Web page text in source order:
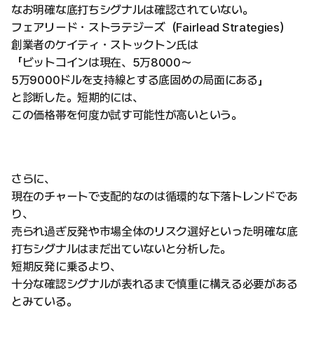
なお明確な底打ちシグナルは確認されていない。
フェアリード・ストラテジーズ（Fairlead Strategies）
創業者のケイティ・ストックトン氏は
「ビットコインは現在、5万8000〜
5万9000ドルを支持線とする底固めの局面にある」
と診断した。短期的には、
この価格帯を何度か試す可能性が高いという。
さらに、
現在のチャートで支配的なのは循環的な下落トレンドであ
り、
売られ過ぎ反発や市場全体のリスク選好といった明確な底
打ちシグナルはまだ出ていないと分析した。
短期反発に乗るより、
十分な確認シグナルが表れるまで慎重に構える必要がある
とみている。